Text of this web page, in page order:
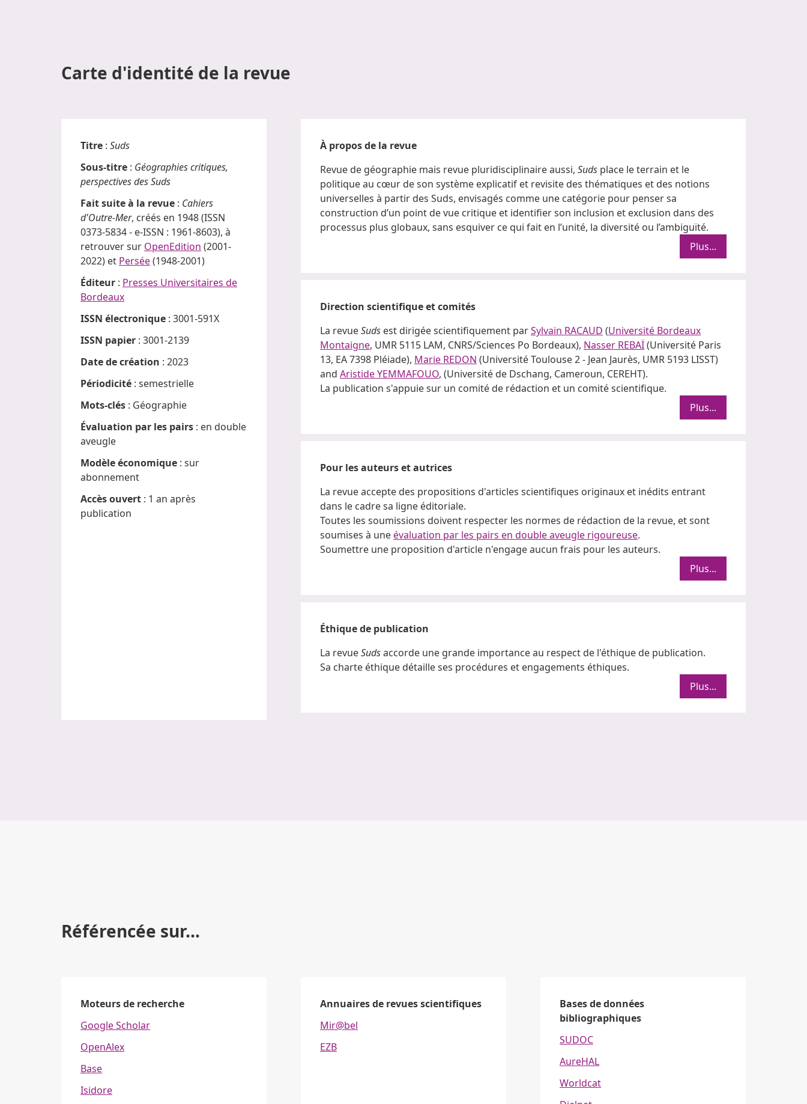
Carte d'identité de la revue
Titre : Suds
Sous-titre : Géographies critiques,
perspectives des Suds
Fait suite à la revue : Cahiers
d'Outre-Mer, créés en 1948 (ISSN
0373-5834 - e-ISSN : 1961-8603), à
retrouver sur OpenEdition (2001-
2022) et Persée(1948-2001)
Éditeur : Presses Universitaires de
Bordeaux
ISSN électronique : 3001-591X
ISSN papier : 3001-2139
Date de création : 2023
Périodicité : semestrielle
Mots-clés : Géographie
Évaluation par les pairs : en double
aveugle
Modèle économique : sur
abonnement
Accès ouvert : 1 an après
publication
À propos de la revue
Revue de géographie mais revue pluridisciplinaire aussi, Suds place le terrain et le
politique au cœur de son système explicatif et revisite des thématiques et des notions
universelles à partir des Suds, envisagés comme une catégorie pour penser sa
construction d’un point de vue critique et identifier son inclusion et exclusion dans des
processus plus globaux, sans esquiver ce qui fait en l’unité, la diversité ou l’ambiguïté.
Plus...
Direction scientifique et comités
La revueSuds est dirigée scientifiquement parSylvain RACAUD (Université Bordeaux
Montaigne, UMR 5115 LAM, CNRS/Sciences Po Bordeaux), Nasser REBAÏ(Université Paris
13, EA 7398 Pléiade), Marie REDON (Université Toulouse 2 - Jean Jaurès, UMR 5193 LISST)
and Aristide YEMMAFOUO, (Université de Dschang, Cameroun, CEREHT).
La publication s'appuie sur un comité de rédaction et un comité scientifique.
Plus...
Pour les auteurs et autrices
La revue accepte des propositions d'articles scientifiques originaux et inédits entrant
dans le cadre sa ligne éditoriale.
Toutes les soumissions doivent respecter les normes de rédaction de la revue, et sont
soumises à uneévaluation par les pairs en double aveugle rigoureuse.
Soumettre une proposition d'article n'engage aucun frais pour les auteurs.
Plus...
Éthique de publication
La revueSudsaccorde une grande importance au respect de l'éthique de publication.
Sa charte éthique détaille ses procédures et engagements éthiques.
Plus...
Référencée sur...
Moteurs de recherche
Google Scholar
OpenAlex
Base
Isidore
Annuaires de revues scientifiques
Mir@bel
EZB
Bases de données
bibliographiques
SUDOC
AureHAL
Worldcat